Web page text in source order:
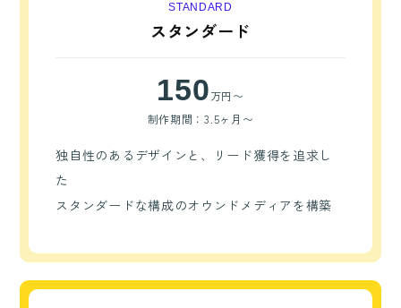
STANDARD
スタンダード
150万円〜
制作期間：3.5ヶ月〜
独自性のあるデザインと、リード獲得を追求し
た
スタンダードな構成のオウンドメディアを構築